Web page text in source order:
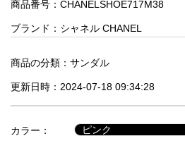
品
セ
商
品
商品番号：CHANELSHOE717M38
ブランド： シャネル CHANEL
商品の分類： サンダル
更新日時：2024-07-18 09:34:28
カラー：